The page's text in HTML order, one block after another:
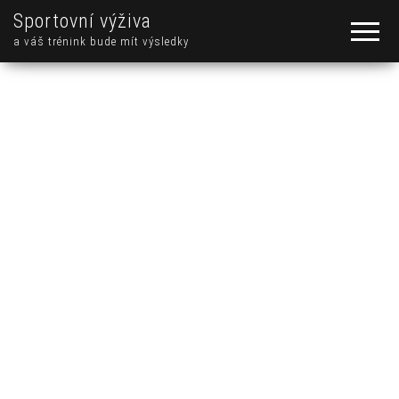
Sportovní výživa
a váš trénink bude mít výsledky